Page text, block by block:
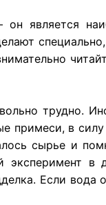
является
трудно.
примеси, в
сырье и
эксперимент в
Если вода